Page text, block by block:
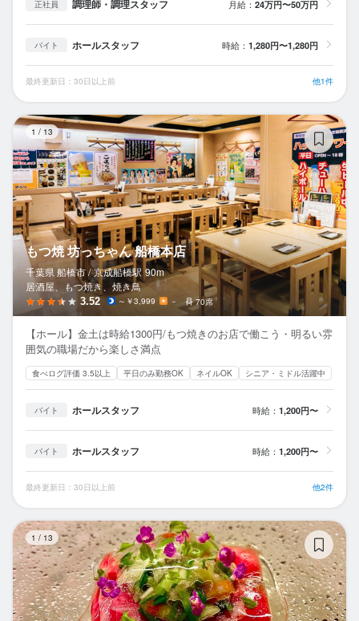
正社員 調理師・調理スタッフ 月給： 24万円〜50万円
バイト ホールスタッフ 時給： 1,280円〜1,280円
最終更新日：30日以上前 他1件
1 / 13
もつ焼 坊っちゃん 船橋本店
千葉県 船橋市 / 京成船橋駅 90m
居酒屋、もつ焼き、焼き鳥
3.52 ～￥3,999 － 70席
【ホール】金土は時給1300円/もつ焼きのお店で働こう・明るい雰
囲気の職場だから楽しさ満点
食べログ評価 3.5以上 平日のみ勤務OK ネイルOK シニア・ミドル活躍中
バイト ホールスタッフ 時給： 1,200円〜
バイト ホールスタッフ 時給： 1,200円〜
最終更新日：30日以上前 他2件
1 / 13